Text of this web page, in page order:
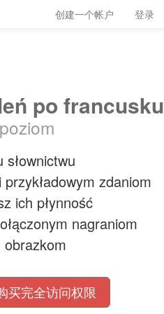
创建一个帐户 登录
po francusku
zdaniom
ich płynność
nagraniom
obrazkom
买完全访问权限